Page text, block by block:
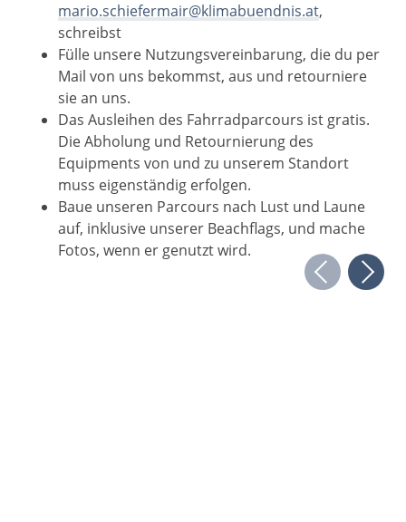
mario.schiefermair@klimabuendnis.at,
schreibst
Fülle unsere Nutzungsvereinbarung, die du per
Mail von uns bekommst, aus und retourniere
sie an uns.
Das Ausleihen des Fahrradparcours ist gratis.
Die Abholung und Retournierung des
Equipments von und zu unserem Standort
muss eigenständig erfolgen.
Baue unseren Parcours nach Lust und Laune
auf, inklusive unserer Beachflags, und mache
Fotos, wenn er genutzt wird.